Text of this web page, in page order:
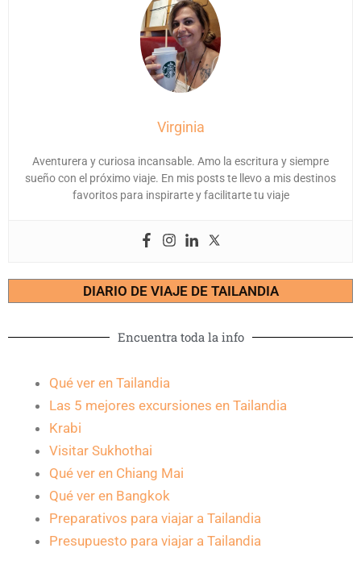
Virginia
Aventurera y curiosa incansable. Amo la escritura y siempre
sueño con el próximo viaje. En mis posts te llevo a mis destinos
favoritos para inspirarte y facilitarte tu viaje
DIARIO DE VIAJE DE TAILANDIA
Encuentra toda la info
Qué ver en Tailandia
Las 5 mejores excursiones en Tailandia
Krabi
Visitar Sukhothai
Qué ver en Chiang Mai
Qué ver en Bangkok
Preparativos para viajar a Tailandia
Presupuesto para viajar a Tailandia